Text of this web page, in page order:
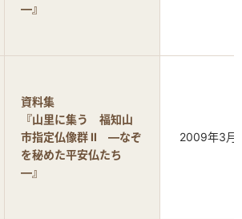
―』
資料集
『山里に集う 福知山
市指定仏像群 II ―なぞ
を秘めた平安仏たち
―』
2009年3月